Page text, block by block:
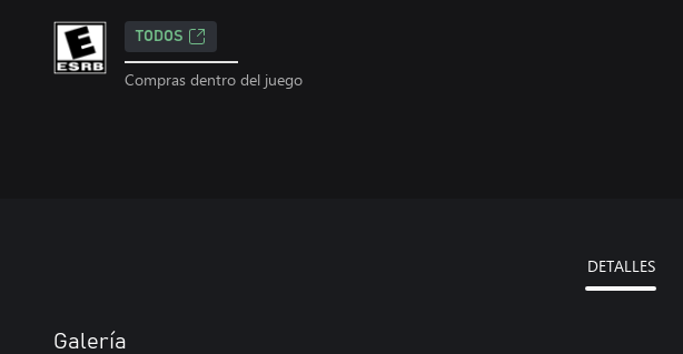
TODOS
Compras dentro del juego
DETALLES
Galería